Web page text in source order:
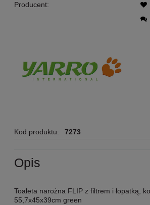
Producent:
Kod produktu: 7273
Opis
Toaleta narożna FLIP z filtrem i łopatką,
55,7x45x39cm green